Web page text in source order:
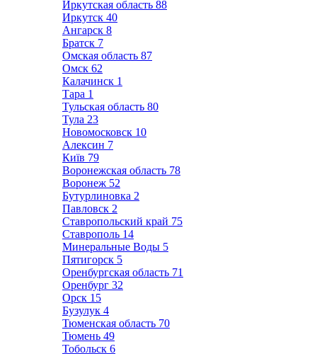
Иркутская область 88
Иркутск 40
Ангарск 8
Братск 7
Омская область 87
Омск 62
Калачинск 1
Тара 1
Тульская область 80
Тула 23
Новомосковск 10
Алексин 7
Київ 79
Воронежская область 78
Воронеж 52
Бутурлиновка 2
Павловск 2
Ставропольский край 75
Ставрополь 14
Минеральные Воды 5
Пятигорск 5
Оренбургская область 71
Оренбург 32
Орск 15
Бузулук 4
Тюменская область 70
Тюмень 49
Тобольск 6